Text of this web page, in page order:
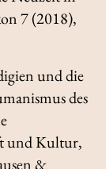
7 (2018),
und die
des
und Kultur,
&